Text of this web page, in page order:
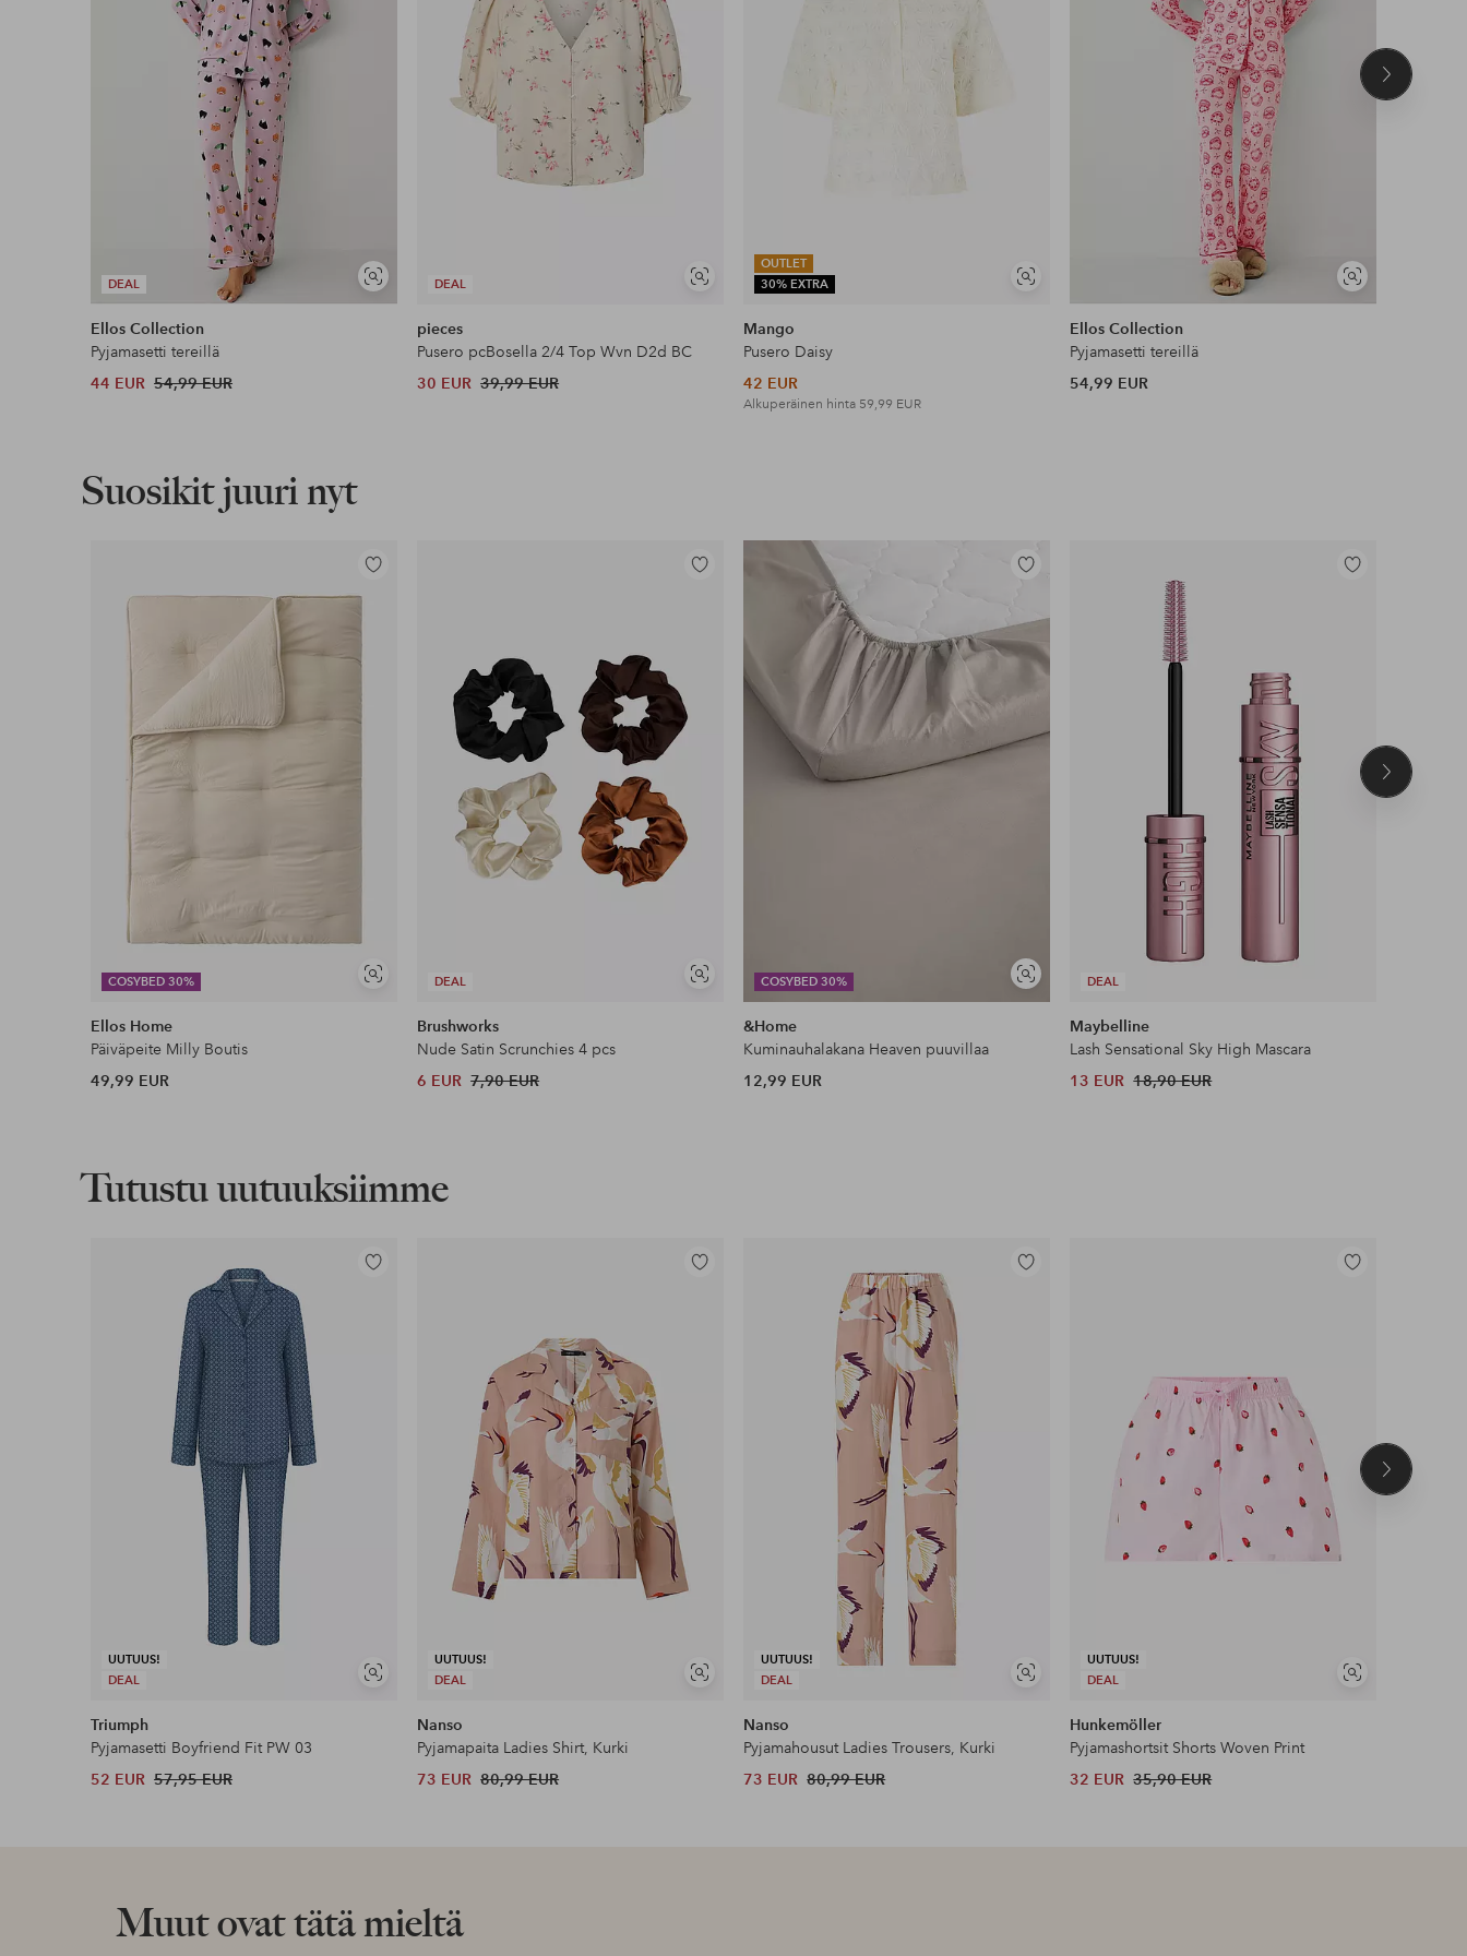
DEAL
Näytä
samankaltaisia
Ellos Collection
Pyjamasetti tereillä
44 EUR 54,99 EUR
DEAL
Näytä
pieces
Pusero pcBosella 2/4 Top Wvn D2d BC
30 EUR 39,99 EUR
OUTLET
30% EXTRA
Näytä
samankaltaisia
Mango
Pusero Daisy
42 EUR
Alkuperäinen hinta 59,99 EUR
Näytä
samankaltaisia
Ellos Collection
Pyjamasetti tereillä
54,99 EUR
Seuraava
Suosikit juuri nyt
COSYBED 30%
Näytä
Lisää
suosikkeihin
Ellos Home
Päiväpeite Milly Boutis
49,99 EUR
DEAL
Näytä
samankaltaisia
Lisää
Brushworks
Nude Satin Scrunchies 4 pcs
6 EUR 7,90 EUR
COSYBED 30%
Näytä
samankaltaisia
Lisää
&Home
Kuminauhalakana Heaven puuvillaa
12,99 EUR
DEAL
Lisää
Maybelline
Lash Sensational Sky High Mascara
13 EUR 18,90 EUR
Seuraava
Tutustu uutuuksiimme
UUTUUS!
DEAL
Näytä
Lisää
Triumph
Pyjamasetti Boyfriend Fit PW 03
52 EUR 57,95 EUR
UUTUUS!
DEAL
Näytä
Lisää
Nanso
Pyjamapaita Ladies Shirt, Kurki
73 EUR 80,99 EUR
UUTUUS!
DEAL
Näytä
Lisää
Nanso
Pyjamahousut Ladies Trousers, Kurki
73 EUR 80,99 EUR
UUTUUS!
DEAL
Näytä
Lisää
Hunkemöller
Pyjamashortsit Shorts Woven Print
32 EUR 35,90 EUR
Seuraava
Muut ovat tätä mieltä